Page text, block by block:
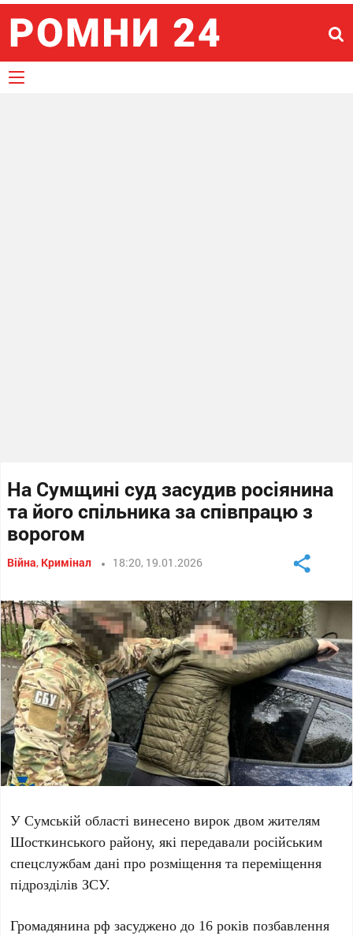
На Сумщині суд засудив росіянина
та його спільника за співпрацю з
ворогом
Війна, Кримінал 18:20, 19.01.2026
У Сумській області винесено вирок двом жителям
Шосткинського району, які передавали російським
спецслужбам дані про розміщення та переміщення
підрозділів ЗСУ.
Громадянина рф засуджено до 16 років позбавлення